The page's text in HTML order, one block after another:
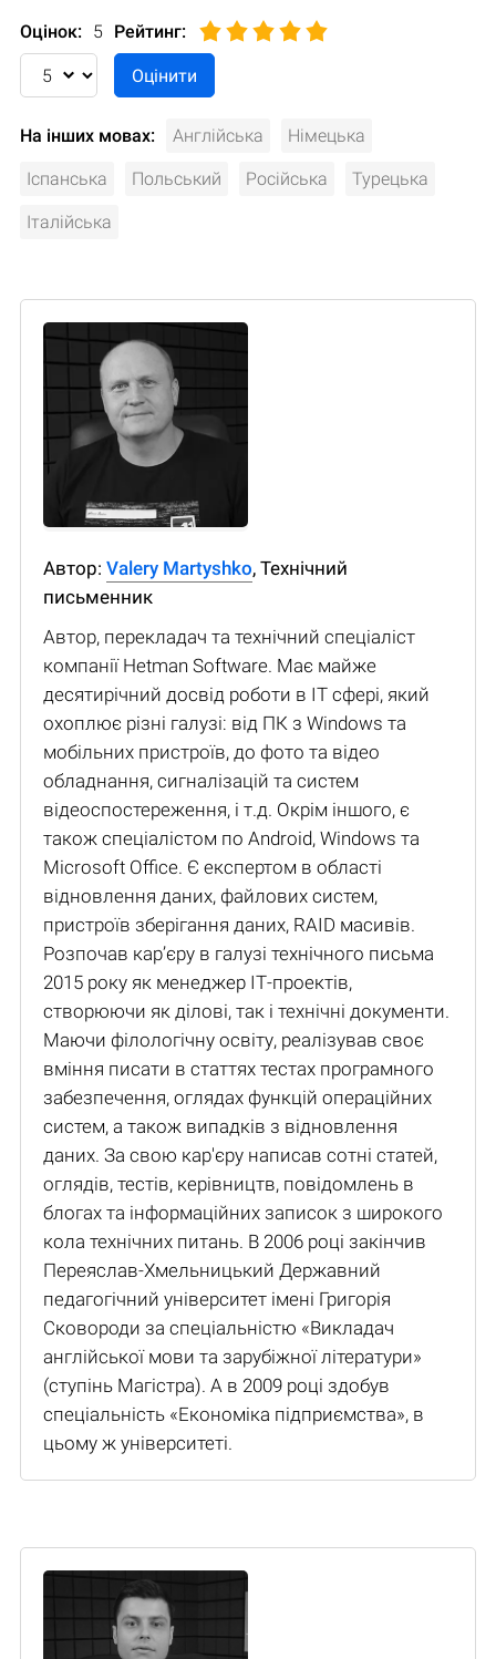
Оцінок: 5 Рейтинг:
На інших мовах: Англійська Німецька
Іспанська Польський Російська Турецька
Італійська
Автор: Valery Martyshko, Технічний
письменник
Автор, перекладач та технічний спеціаліст
компанії Hetman Software. Має майже
десятирічний досвід роботи в IT сфері, який
охоплює різні галузі: від ПК з Windows та
мобільних пристроїв, до фото та відео
обладнання, сигналізацій та систем
відеоспостереження, і т.д. Окрім іншого, є
також спеціалістом по Android, Windows та
Microsoft Office. Є експертом в області
відновлення даних, файлових систем,
пристроїв зберігання даних, RAID масивів.
Розпочав кар’єру в галузі технічного письма
2015 року як менеджер ІТ-проектів,
створюючи як ділові, так і технічні документи.
Маючи філологічну освіту, реалізував своє
вміння писати в статтях тестах програмного
забезпечення, оглядах функцій операційних
систем, а також випадків з відновлення
даних. За свою кар'єру написав сотні статей,
оглядів, тестів, керівництв, повідомлень в
блогах та інформаційних записок з широкого
кола технічних питань. В 2006 році закінчив
Переяслав-Хмельницький Державний
педагогічний університет імені Григорія
Сковороди за спеціальністю «Викладач
англійської мови та зарубіжної літератури»
(ступінь Магістра). А в 2009 році здобув
спеціальність «Економіка підприємства», в
цьому ж університеті.